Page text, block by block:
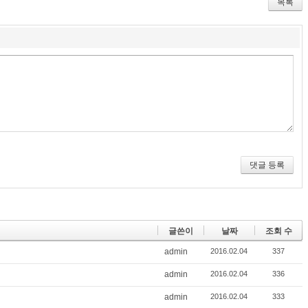
ok s
목록
댓글 등록
글쓴이 날짜 조회 수
admin 2016.02.04 337
admin 2016.02.04 336
admin 2016.02.04 333